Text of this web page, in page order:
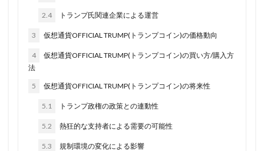
2.4 トランプ氏関連企業による運営
3 仮想通貨OFFICIAL TRUMP(トランプコイン)の価格動向
4
仮想通貨OFFICIAL TRUMP(トランプコイン)の買い方/購入方
法
5 仮想通貨OFFICIAL TRUMP(トランプコイン)の将来性
5.1 トランプ政権の政策との連動性
5.2 熱狂的な支持者による需要の可能性
5.3 規制環境の変化による影響